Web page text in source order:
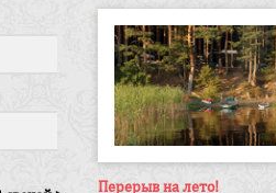
Перерыв на лето!